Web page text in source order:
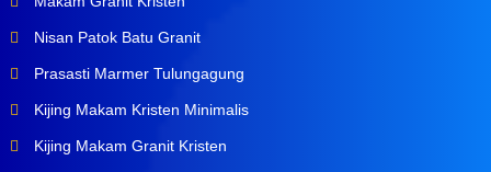
Nisan Patok Batu Granit
Prasasti Marmer Tulungagung
Kijing Makam Kristen Minimalis
Kijing Makam Granit Kristen